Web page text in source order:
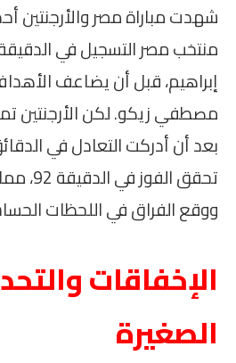
شهدت مباراة مصر والأرجنتين
مصطفي زيكو. لكن الأرجنتين
بعد أن أدركت التعادل في
تحقق
ووقع الفراق في اللحظات
الإخفاقات
الصغيرة